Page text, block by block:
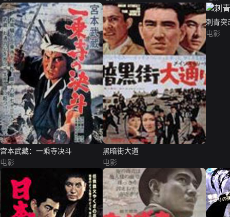
宫本武藏：一乘寺决斗
电影
黑暗街大道
电影
刺青突
电影